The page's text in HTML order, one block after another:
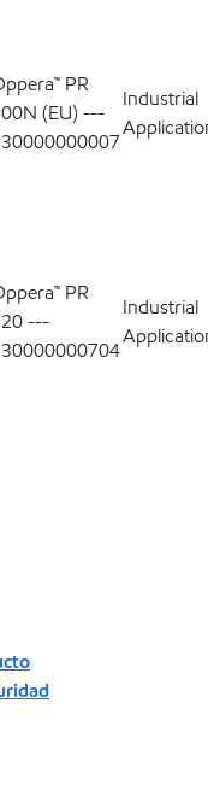
PR
(EU) ---
Industrial
PR
---
Industrial